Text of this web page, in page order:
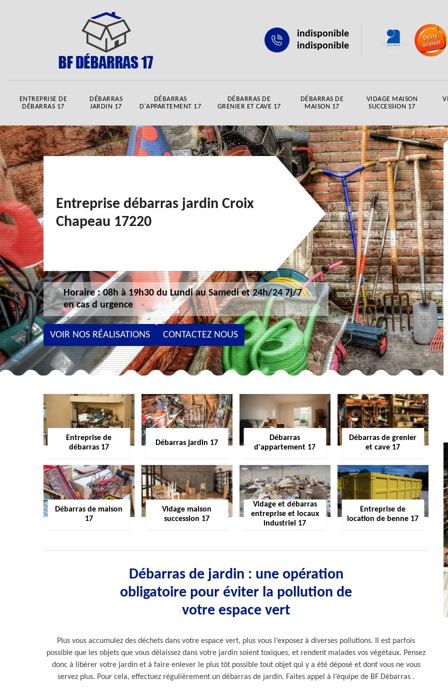
indisponible
indisponible
ENTREPRISE DE
DÉBARRAS 17
DÉBARRAS
JARDIN 17
DÉBARRAS
D'APPARTEMENT 17
DÉBARRAS DE
GRENIER ET CAVE 17
DÉBARRAS DE
MAISON 17
VIDAGE MAISON
SUCCESSION 17
Entreprise débarras jardin Croix
Chapeau 17220
Horaire : 08h à 19h30 du Lundi au Samedi et 24h/24 7j/7
en cas d urgence
VOIR NOS RÉALISATIONS CONTACTEZ NOUS
Entreprise de
débarras 17
Débarras jardin 17
Débarras
d'appartement 17
Débarras de grenier
et cave 17
Débarras de maison
17
Vidage maison
succession 17
Vidage et débarras
entreprise et locaux
industriel 17
Entreprise de
location de benne 17
Débarras de jardin : une opération
obligatoire pour éviter la pollution de
votre espace vert
Plus vous accumulez des déchets dans votre espace vert, plus vous l’exposez à diverses pollutions. Il est parfois
possible que les objets que vous délaissez dans votre jardin soient toxiques, et rendent malades vos végétaux. Pensez
donc à libérer votre jardin et à faire enlever le plus tôt possible tout objet qui y a été déposé et dont vous ne vous
servez plus. Pour cela, effectuez régulièrement un débarras de jardin. Faites appel à l’équipe de BF Débarras .